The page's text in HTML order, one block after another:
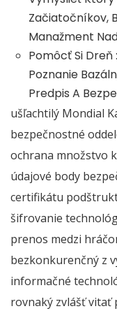
Začiatočníkov,
Manažment
Pomôcť Si
Poznanie
Predpis A
ušľachtilý Mondial
bezpečnostné
ochrana množstvo
údajové body
certifikátu
šifrovanie
prenos medzi
bezkonkurenčný z
informačné
rovnaký zvlášť vitať